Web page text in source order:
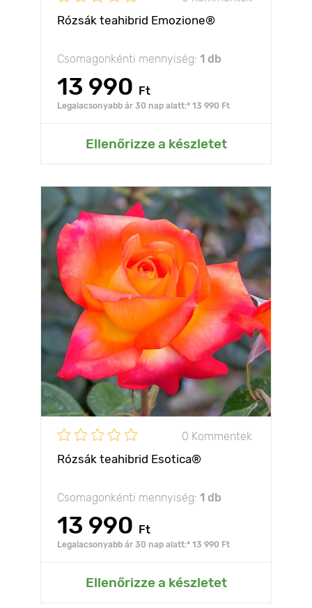
Rózsák teahibrid Emozione®
Csomagonkénti mennyiség: 1 db
13 990 Ft
Legalacsonyabb ár 30 nap alatt:* 13 990 Ft
Ellenőrizze a készletet
0 Kommentek
Rózsák teahibrid Esotica®
Csomagonkénti mennyiség: 1 db
13 990 Ft
Legalacsonyabb ár 30 nap alatt:* 13 990 Ft
Ellenőrizze a készletet